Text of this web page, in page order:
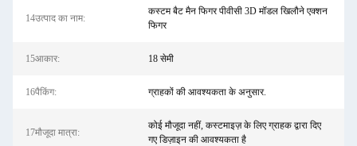
14उत्पाद का नाम:
कस्टम बैट मैन फिगर पीवीसी 3D मॉडल खिलौने एक्शन
फिगर
15आकार: 18 सेमी
16पैकिंग: ग्राहकों की आवश्यकता के अनुसार.
17मौजूदा मात्रा:
कोई मौजूदा नहीं, कस्टमाइज़ के लिए ग्राहक द्वारा दिए
गए डिज़ाइन की आवश्यकता है